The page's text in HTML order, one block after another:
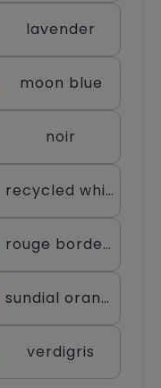
lavender
moon blue
noir
recycled white
rouge bordeaux
sundial orange
verdigris